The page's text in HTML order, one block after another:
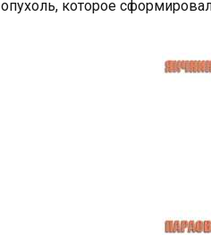
опухоль, которое